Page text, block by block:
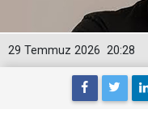
20:28
29 Temmuz 2026